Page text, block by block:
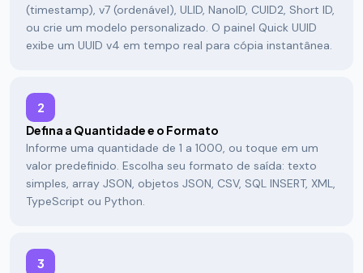
(timestamp), v7 (ordenável), ULID, NanoID, CUID2, Short ID,
ou crie um modelo personalizado. O painel Quick UUID
exibe um UUID v4 em tempo real para cópia instantânea.
2
Defina a Quantidade e o Formato
Informe uma quantidade de 1 a 1000, ou toque em um
valor predefinido. Escolha seu formato de saída: texto
simples, array JSON, objetos JSON, CSV, SQL INSERT, XML,
TypeScript ou Python.
3